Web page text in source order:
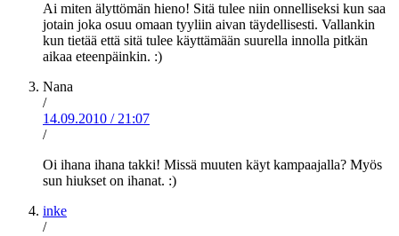
Ai miten älyttömän hieno! Sitä tulee niin onnelliseksi kun saa
jotain joka osuu omaan tyyliin aivan täydellisesti. Vallankin
kun tietää että sitä tulee käyttämään suurella innolla pitkän
aikaa eteenpäinkin. :)
Nana
/
14.09.2010 / 21:07
/
Oi ihana ihana takki! Missä muuten käyt kampaajalla? Myös
sun hiukset on ihanat. :)
inke
/